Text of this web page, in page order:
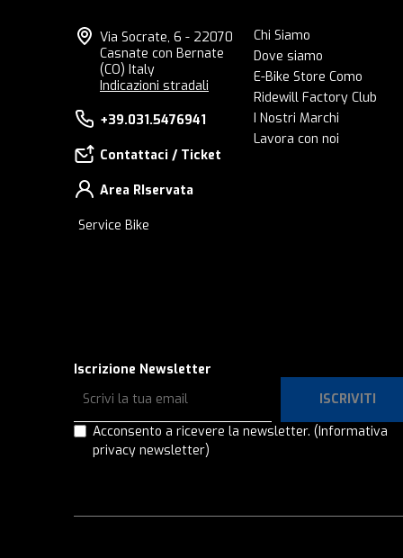
Via Socrate, 6 - 22070
Casnate con Bernate
(CO) Italy
Indicazioni stradali
+39.031.5476941
Contattaci / Ticket
Area RIservata
Service Bike
Chi Siamo
Dove siamo
E-Bike Store Como
Ridewill Factory Club
I Nostri Marchi
Lavora con noi
Iscrizione Newsletter
ISCRIVITI
Acconsento a ricevere la newsletter. (Informativa
privacy newsletter)